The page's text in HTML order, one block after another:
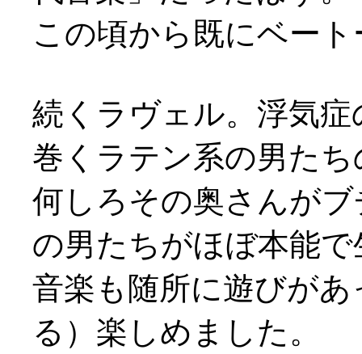
この頃から既にベー
続くラヴェル。浮気
巻くラテン系の男た
何しろその奥さんが
の男たちがほぼ本能
音楽も随所に遊びが
る）楽しめました。